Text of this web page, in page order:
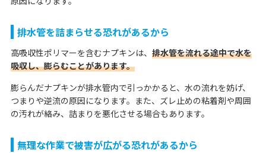
排水管を詰まらせる恐れがあるから
高吸収性ポリマーを含むナプキンは、 排水管を流れる途中で水を
吸収し、膨らむことがあります。
膨らんだナプキンが排水管内で引っかかると、水の流れを妨げ、
つまりや逆流の原因になります。また、ズレ止めの粘着剤や周囲
の汚れが絡み、詰まりを悪化させる場合もあります。
無理な作業で被害が広がる恐れがあるから